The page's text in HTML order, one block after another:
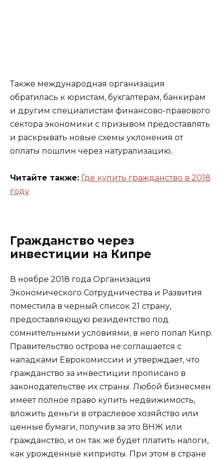
Также международная организация
обратилась к юристам, бухгалтерам, банкирам
и другим специалистам финансово-правового
сектора экономики с призывом предоставлять
и раскрывать новые схемы уклонения от
оплаты пошлин через натурализацию.
Читайте также: Где купить гражданство в 2018
году
Гражданство через
инвестиции на Кипре
В ноябре 2018 года Организация
Экономического Сотрудничества и Развития
поместила в черный список 21 страну,
предоставляющую резидентство под
сомнительными условиями, в него попал Кипр.
Правительство острова не соглашается с
нападками Еврокомиссии и утверждает, что
гражданство за инвестиции прописано в
законодательстве их страны. Любой бизнесмен
имеет полное право купить недвижимость,
вложить деньги в отраслевое хозяйство или
ценные бумаги, получив за это ВНЖ или
гражданство, и он так же будет платить налоги,
как урожденные киприоты. При этом в стране